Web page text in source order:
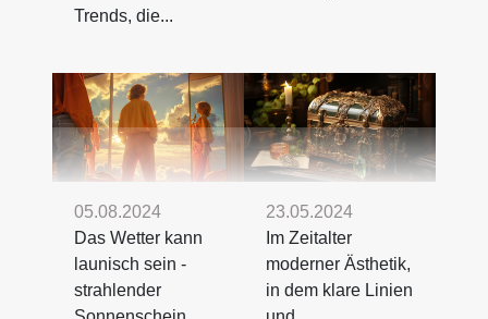
Trends, die...
05.08.2024
Das Wetter kann
launisch sein -
strahlender
23.05.2024
Im Zeitalter
moderner Ästhetik,
in dem klare Linien